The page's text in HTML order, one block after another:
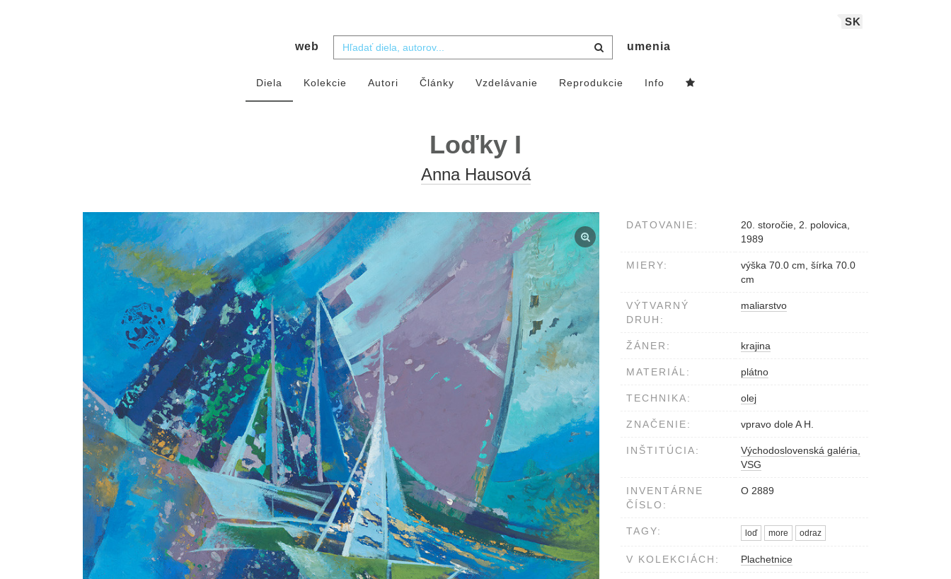
SK
web umenia
Diela Kolekcie Autori Články Vzdelávanie Reprodukcie Info
Loďky I
Anna Hausová
DATOVANIE:
20. storočie, 2. polovica,
1989
MIERY:
výška 70.0 cm, šírka 70.0
cm
VÝTVARNÝ
DRUH:
maliarstvo
ŽÁNER: krajina
MATERIÁL: plátno
TECHNIKA: olej
ZNAČENIE: vpravo dole A H.
INŠTITÚCIA:
Východoslovenská galéria,
VSG
INVENTÁRNE
ČÍSLO:
O 2889
TAGY: loď more odraz
V KOLEKCIÁCH: Plachetnice